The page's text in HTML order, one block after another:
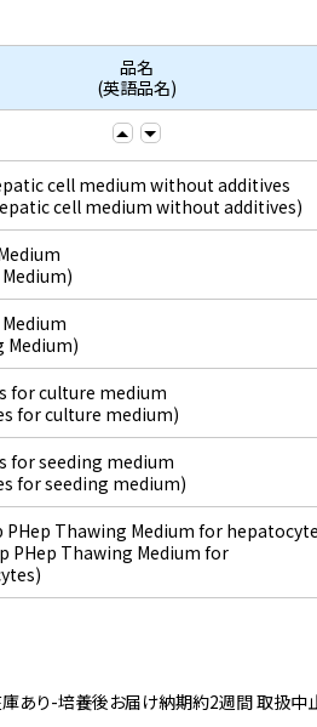
品名
(英語品名)
cell medium without additives
cell medium without additives)
Medium)
for culture medium
for culture medium)
for seeding medium
for seeding medium)
PHep Thawing Medium for
PHep Thawing Medium for
り-培養後お届け納期約2週間 取扱中止